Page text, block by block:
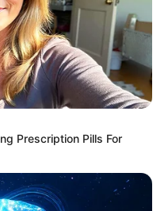
Prescription Pills For